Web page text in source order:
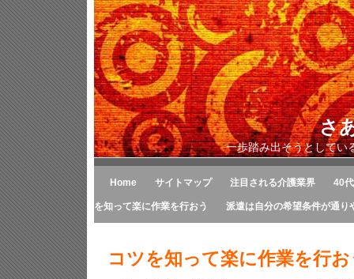
さ
一歩踏み出そうとしてい
Home サイトマップ 注目される介護業界 40
を知って楽に作業を行おう 派遣は自分の希望条件が通り
コツを知って楽に作業を行